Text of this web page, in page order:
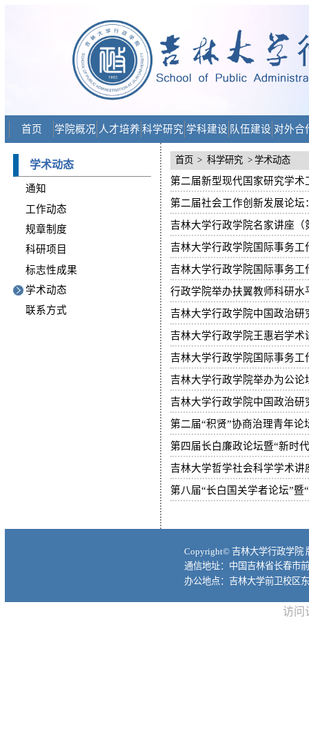
首页 学院概况 人才培养 科学研究 学科建设 队伍建设 对外合
学术动态
通知
工作动态
规章制度
科研项目
标志性成果
学术动态
联系方式
首页 > 科学研究 > 学术动态
第二届新型现代国家研究学
第二届社会工作创新发展论
吉林大学行政学院名家讲座（
吉林大学行政学院国际事务
吉林大学行政学院国际事务
行政学院举办扶翼教师科研水
吉林大学行政学院中国政治
吉林大学行政学院王惠岩学
吉林大学行政学院国际事务
吉林大学行政学院举办为公论
吉林大学行政学院中国政治
第二届“积贤”协商治理青年
第四届长白廉政论坛暨“新时
吉林大学哲学社会科学学术
Copyright© 吉林大学行政学院
通信地址：中国吉林省长春市
办公地点：吉林大学前卫校区
访问